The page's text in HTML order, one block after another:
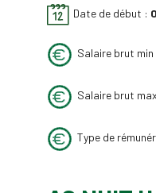
Date de début :
Salaire brut min
Salaire brut
Type de